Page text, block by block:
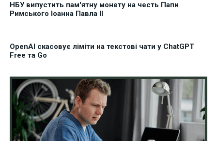
НБУ випустить пам'ятну монету на честь Папи
Римського Іоанна Павла II
OpenAI скасовує ліміти на текстові чати у ChatGPT
Free та Go